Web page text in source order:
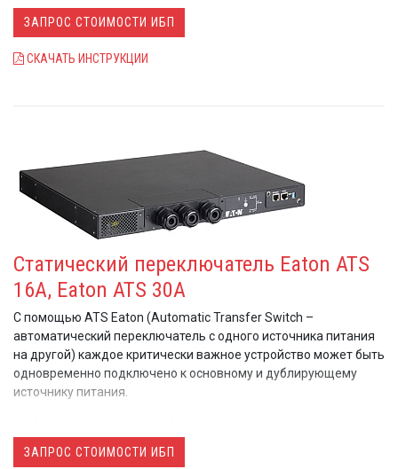
Distribution Unit (Eaton ePDU G3).
Сводная таблица по PDU Eaton с
ЗАПРОС СТОИМОСТИ ИБП
СКАЧАТЬ ИНСТРУКЦИИ
Статический переключатель Eaton ATS
16A, Eaton ATS 30А
С помощью ATS Eaton (Automatic Transfer Switch –
автоматический переключатель с одного источника питания
на другой) каждое критически важное устройство может быть
одновременно подключено к основному и дублирующему
источнику питания.
коммутаторы, роутеры имеют один блок и, соответственно,
один ввод электропитания. С Eaton ATS каждая единица
ЗАПРОС СТОИМОСТИ ИБП